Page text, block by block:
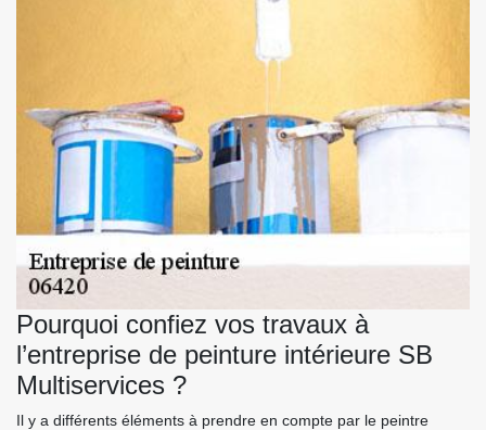
Pourquoi confiez vos travaux à
l’entreprise de peinture intérieure SB
Multiservices ?
Il y a différents éléments à prendre en compte par le peintre